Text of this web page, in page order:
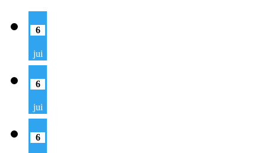
6
jui
6
jui
6